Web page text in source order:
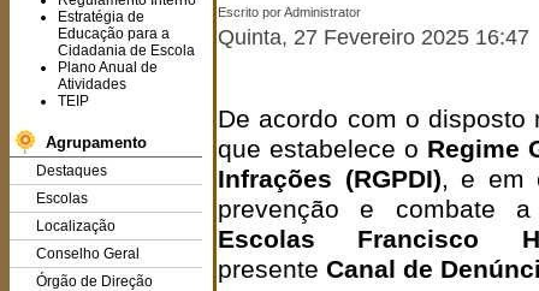
Estratégia de
Educação para a
Cidadania de Escola
Plano Anual de
Atividades
TEIP
Agrupamento
Destaques
Escolas
Localização
Conselho Geral
Órgão de Direção
Escrito por Administrator
Quinta, 27 Fevereiro 2025 16:47
De acordo com o
que estabelece o Regime
Infrações (RGPDI), e em
prevenção e combate
Escolas Francisco
presente Canal de